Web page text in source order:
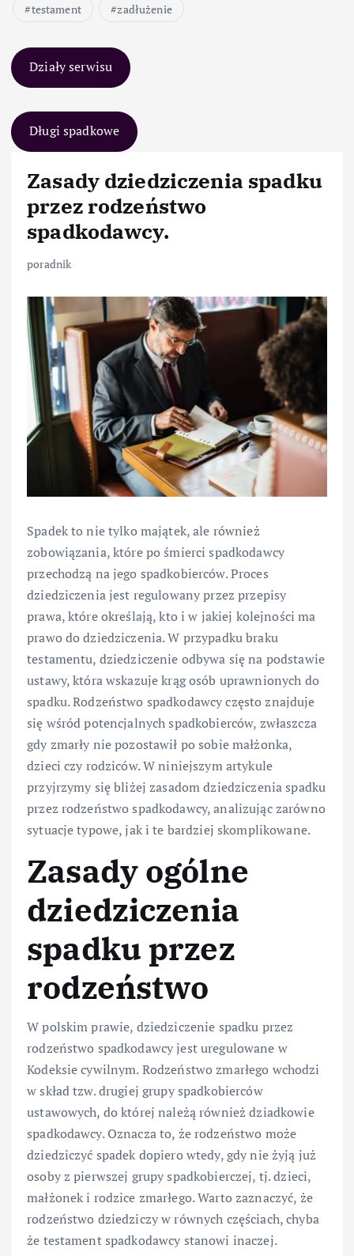
testament
zadłużenie
Działy serwisu
Długi spadkowe
Zasady dziedziczenia spadku
przez rodzeństwo
spadkodawcy.
poradnik
Spadek to nie tylko majątek, ale również
zobowiązania, które po śmierci spadkodawcy
przechodzą na jego spadkobierców. Proces
dziedziczenia jest regulowany przez przepisy
prawa, które określają, kto i w jakiej kolejności ma
prawo do dziedziczenia. W przypadku braku
testamentu, dziedziczenie odbywa się na podstawie
ustawy, która wskazuje krąg osób uprawnionych do
spadku. Rodzeństwo spadkodawcy często znajduje
się wśród potencjalnych spadkobierców, zwłaszcza
gdy zmarły nie pozostawił po sobie małżonka,
dzieci czy rodziców. W niniejszym artykule
przyjrzymy się bliżej zasadom dziedziczenia spadku
przez rodzeństwo spadkodawcy, analizując zarówno
sytuacje typowe, jak i te bardziej skomplikowane.
Zasady ogólne
dziedziczenia
spadku przez
rodzeństwo
W polskim prawie, dziedziczenie spadku przez
rodzeństwo spadkodawcy jest uregulowane w
Kodeksie cywilnym. Rodzeństwo zmarłego wchodzi
w skład tzw. drugiej grupy spadkobierców
ustawowych, do której należą również dziadkowie
spadkodawcy. Oznacza to, że rodzeństwo może
dziedziczyć spadek dopiero wtedy, gdy nie żyją już
osoby z pierwszej grupy spadkobierczej, tj. dzieci,
małżonek i rodzice zmarłego. Warto zaznaczyć, że
rodzeństwo dziedziczy w równych częściach, chyba
że testament spadkodawcy stanowi inaczej.